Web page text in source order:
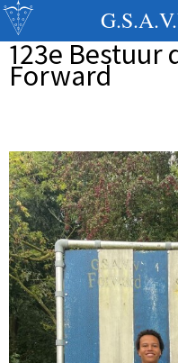
123e Bestuur
Forward